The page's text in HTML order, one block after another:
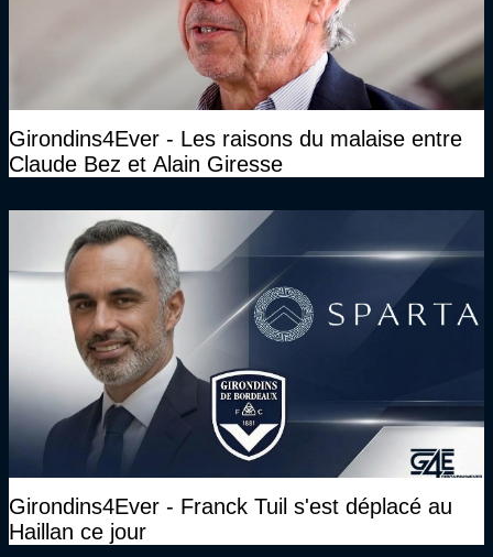
Girondins4Ever - Les raisons du malaise entre
Claude Bez et Alain Giresse
Girondins4Ever - Franck Tuil s'est déplacé au
Haillan ce jour